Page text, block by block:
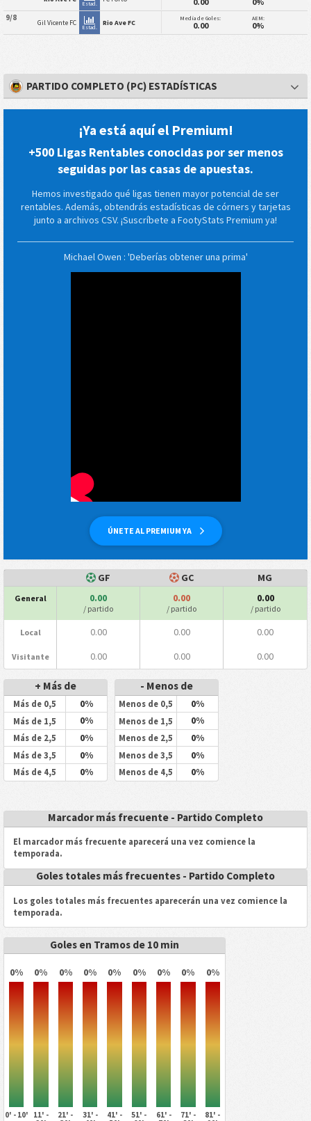
Estad.
9/8 Gil Vicente FC
Estad.
Rio Ave FC Media de Goles:
0.00
AEM:
0%
PARTIDO COMPLETO (PC) ESTADÍSTICAS
¡Ya está aquí el Premium!
+500 Ligas Rentables conocidas por ser menos
seguidas por las casas de apuestas.
Hemos investigado qué ligas tienen mayor potencial de ser
rentables. Además, obtendrás estadísticas de córners y tarjetas
junto a archivos CSV. ¡Suscríbete a FootyStats Premium ya!
ÚNETE AL PREMIUM YA
Michael Owen : 'Deberías obtener una prima'
GF GC MG
General 0.00
/ partido
0.00
/ partido
0.00
/ partido
Local 0.00 0.00 0.00
Visitante 0.00 0.00 0.00
+ Más de
Más de 0,5 0%
Más de 1,5 0%
Más de 2,5 0%
Más de 3,5 0%
Más de 4,5 0%
- Menos de
Menos de 0,5 0%
Menos de 1,5 0%
Menos de 2,5 0%
Menos de 3,5 0%
Menos de 4,5 0%
Marcador más frecuente - Partido Completo
El marcador más frecuente aparecerá una vez comience la
temporada.
Goles totales más frecuentes - Partido Completo
Los goles totales más frecuentes aparecerán una vez comience la
temporada.
Goles en Tramos de 10 min
0% 0% 0% 0% 0% 0% 0% 0% 0%
0' - 10'
11' -
21' -
31' -
41' -
51' -
61' -
71' -
81' -